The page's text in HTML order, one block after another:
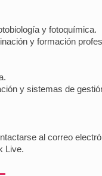
y fotoquímica.
y formación
y sistemas de
al correo
Live.